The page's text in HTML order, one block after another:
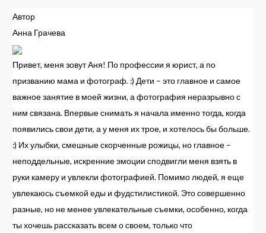
Автор
Анна Грачева
Привет, меня зовут Аня! По профессии я юрист, а по
призванию мама и фотограф. :) Дети – это главное и самое
важное занятие в моей жизни, а фотография неразрывно с
ним связана. Впервые снимать я начала именно тогда, когда
появились свои дети, а у меня их трое, и хотелось бы больше.
:) Их улыбки, смешные скорченные рожицы, но главное –
неподдельные, искренние эмоции сподвигли меня взять в
руки камеру и увлекли фотографией. Помимо людей, я еще
увлекаюсь съемкой еды и фудстилистикой. Это совершенно
разные, но не менее увлекательные съемки, особенно, когда
ты хочешь рассказать всем о своем, только что